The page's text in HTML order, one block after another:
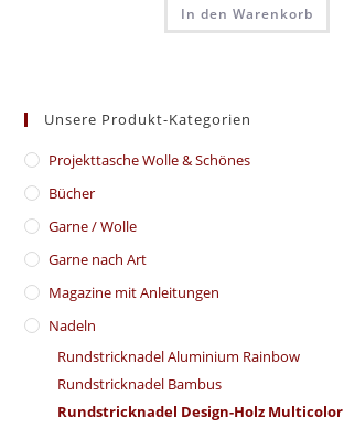
In den Warenkorb
Unsere Produkt-Kategorien
​Projekttasche Wolle & Schönes
Bücher
Garne / Wolle
Garne nach Art
Magazine mit Anleitungen
Nadeln
Rundstricknadel Aluminium Rainbow
Rundstricknadel Bambus
Rundstricknadel Design-Holz Multicolor